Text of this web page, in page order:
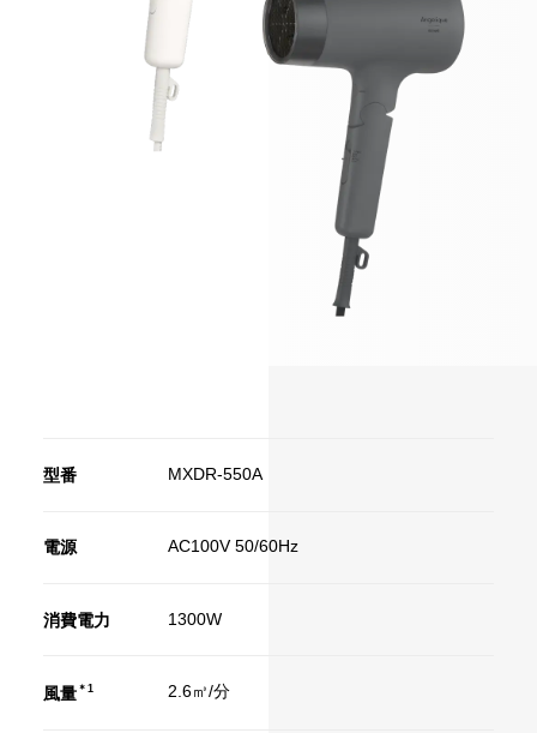
型番 MXDR-550A
電源 AC100V 50/60Hz
消費電力 1300W
風量＊1 2.6㎥/分